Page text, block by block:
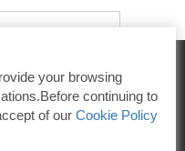
your browsing
continuing to
of our Cookie Policy